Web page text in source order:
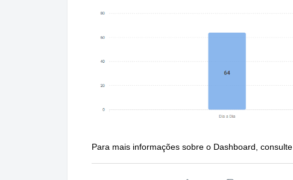
Para mais informações sobre o Dashboard, consulte